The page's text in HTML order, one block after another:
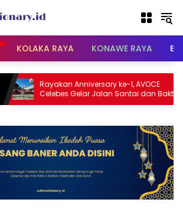
KOLAKA RAYA KONAWE RAYA
Rayakan Anniversary ke-1, AVOCE
Celebes Gelar Jalan Santai dan Bakti
Sosial di Bulukumba